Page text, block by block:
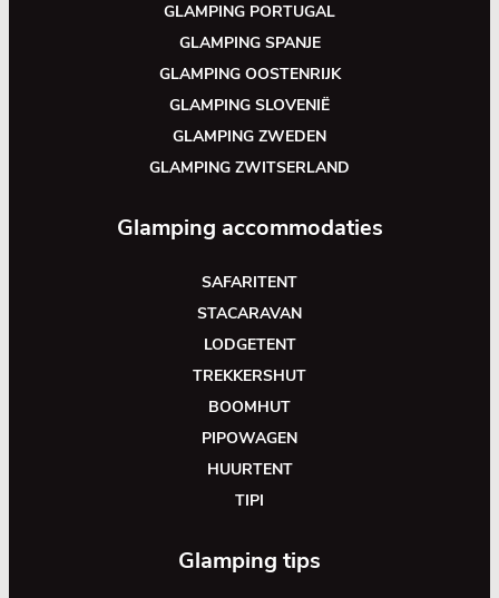
GLAMPING PORTUGAL
GLAMPING SPANJE
GLAMPING OOSTENRIJK
GLAMPING SLOVENIË
GLAMPING ZWEDEN
GLAMPING ZWITSERLAND
Glamping accommodaties
SAFARITENT
STACARAVAN
LODGETENT
TREKKERSHUT
BOOMHUT
PIPOWAGEN
HUURTENT
TIPI
Glamping tips